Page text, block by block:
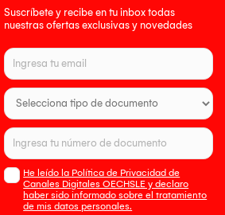
Suscríbete y recibe en tu inbox todas
nuestras ofertas exclusivas y novedades
He leído la Política de Privacidad de
Canales Digitales OECHSLE y declaro
haber sido informado sobre el tratamiento
de mis datos personales.